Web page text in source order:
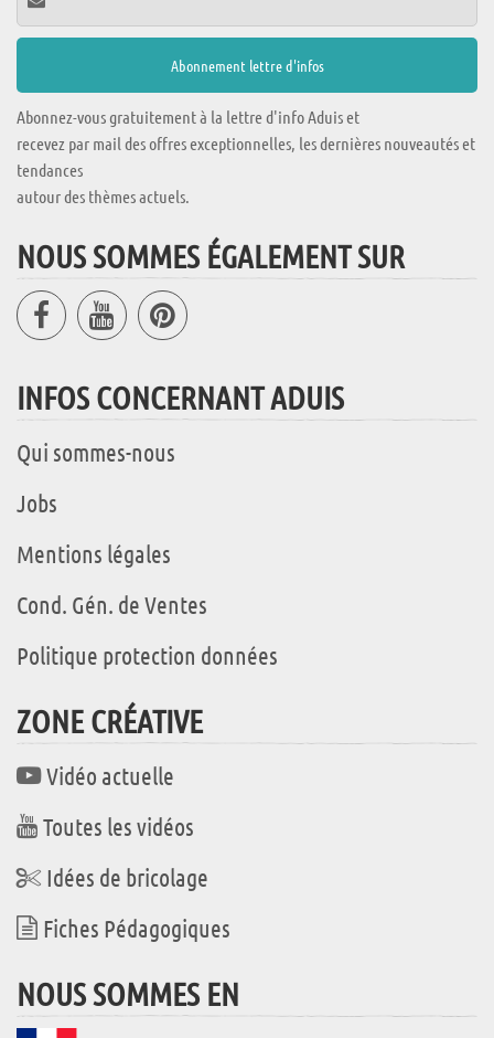
Abonnez-vous gratuitement à la lettre d'info Aduis et
recevez par mail des offres exceptionnelles, les dernières nouveautés et
tendances
autour des thèmes actuels.
NOUS SOMMES ÉGALEMENT SUR
INFOS CONCERNANT ADUIS
Qui sommes-nous
Jobs
Mentions légales
Cond. Gén. de Ventes
Politique protection données
ZONE CRÉATIVE
Vidéo actuelle
Toutes les vidéos
Idées de bricolage
Fiches Pédagogiques
NOUS SOMMES EN